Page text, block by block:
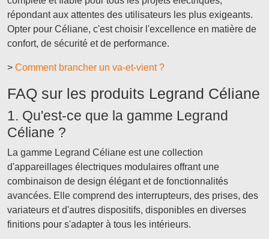
répondant aux attentes des utilisateurs les plus exigeants.
Opter pour Céliane, c'est choisir l'excellence en matière de
confort, de sécurité et de performance.
> Comment brancher un va-et-vient ?
FAQ sur les produits Legrand Céliane
1. Qu'est-ce que la gamme Legrand
Céliane ?
La gamme Legrand Céliane est une collection
d'appareillages électriques modulaires offrant une
combinaison de design élégant et de fonctionnalités
avancées. Elle comprend des interrupteurs, des prises, des
variateurs et d'autres dispositifs, disponibles en diverses
finitions pour s'adapter à tous les intérieurs.